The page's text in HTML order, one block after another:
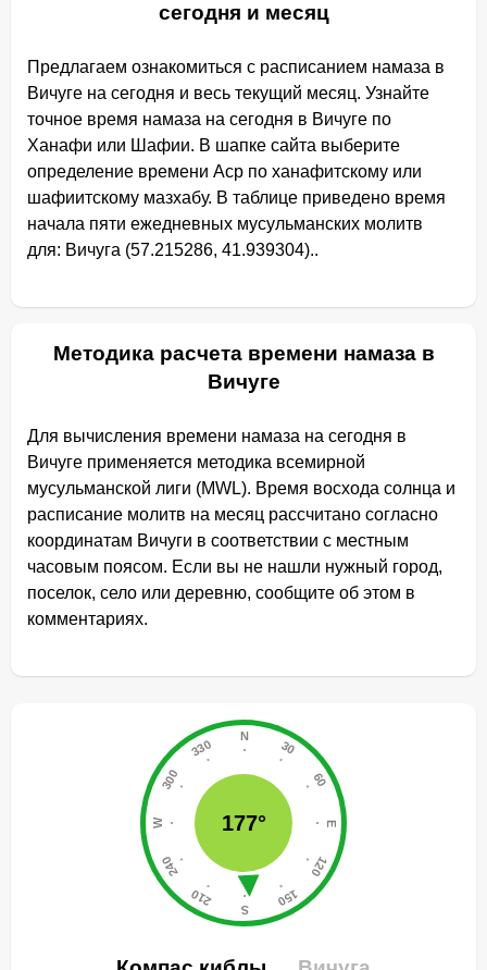
сегодня и месяц
Предлагаем ознакомиться с расписанием намаза в
Вичуге на сегодня и весь текущий месяц. Узнайте
точное время намаза на сегодня в Вичуге по
Ханафи или Шафии. В шапке сайта выберите
определение времени Аср по ханафитскому или
шафиитскому мазхабу. В таблице приведено время
начала пяти ежедневных мусульманских молитв
для: Вичуга (57.215286, 41.939304)..
Методика расчета времени намаза в
Вичуге
Для вычисления времени намаза на сегодня в
Вичуге применяется методика всемирной
мусульманской лиги (MWL). Время восхода солнца и
расписание молитв на месяц рассчитано согласно
координатам Вичуги в соответствии с местным
часовым поясом. Если вы не нашли нужный город,
поселок, село или деревню, сообщите об этом в
комментариях.
177°